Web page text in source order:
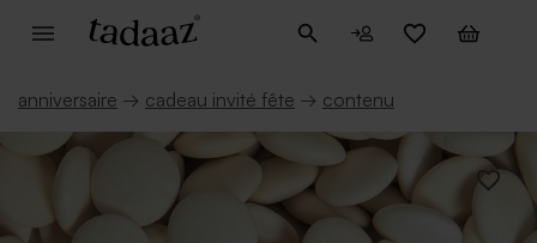
anniversaire → cadeau invité fête → contenu